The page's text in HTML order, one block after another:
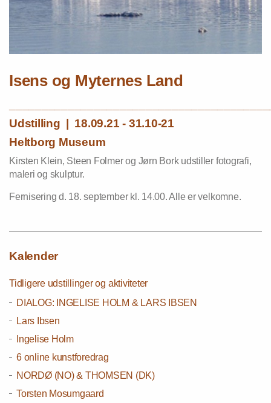
Isens og Myternes Land
Udstilling | 18.09.21 - 31.10-21
Heltborg Museum
Kirsten Klein, Steen Folmer og Jørn Bork udstiller fotografi,
maleri og skulptur.
Fernisering d. 18. september kl. 14.00. Alle er velkomne.
Kalender
Tidligere udstillinger og aktiviteter
DIALOG: INGELISE HOLM & LARS IBSEN
Lars Ibsen
Ingelise Holm
6 online kunstforedrag
NORDØ (NO) & THOMSEN (DK)
Torsten Mosumgaard